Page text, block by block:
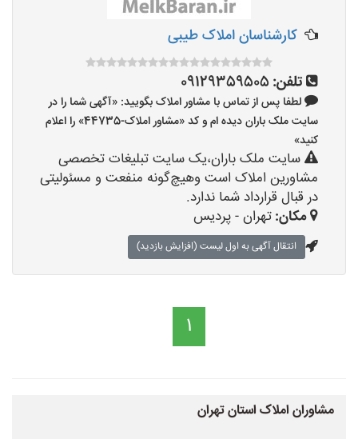
کارشناسان املاک طیبی
تلفن:09129359505
لطفا پس از تماس با مشاور املاک بگویید: «آگهی شما را در
سایت ملک باران دیده ام و کد «مشاور املاک-44735» را اعلام
کنید»
سایت ملک باران،یک سایت تبلیغات تخصصی
مشاورین املاک است وهیچ‌گونه منفعت و مسئولیتی
در قبال قرارداد شما ندارد.
مکان:تهران - پردیس
انتقال آگهی به اول لیست (افزایش بازدید)
1
مشاوران املاک استان تهران